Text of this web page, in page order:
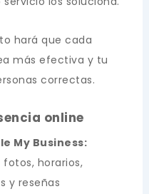
hará que cada
más efectiva y tu
correctas.
online
My Business:
fotos, horarios,
y reseñas